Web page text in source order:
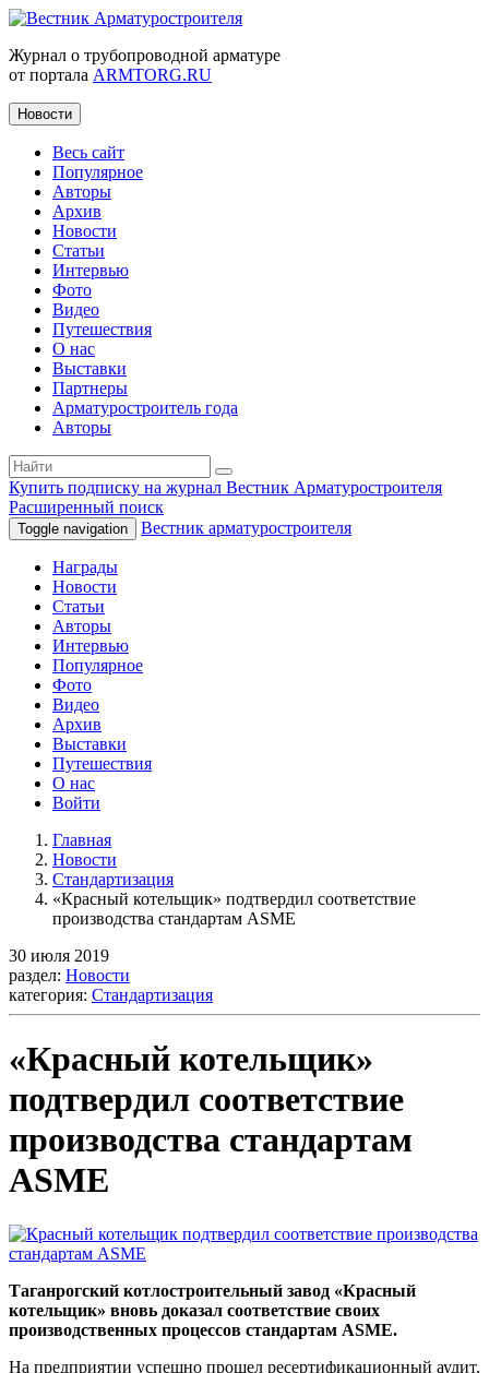
Журнал о трубопроводной арматуре
от портала ARMTORG.RU
Новости
Весь сайт
Популярное
Авторы
Архив
Новости
Статьи
Интервью
Фото
Видео
Путешествия
О нас
Выставки
Партнеры
Арматуростроитель года
Авторы
Купить подписку на журнал Вестник Арматуростроителя
Расширенный поиск
Toggle navigation Вестник арматуростроителя
Награды
Новости
Статьи
Авторы
Интервью
Популярное
Фото
Видео
Архив
Выставки
Путешествия
О нас
Войти
Главная
Новости
Стандартизация
«Красный котельщик» подтвердил соответствие
производства стандартам ASME
30 июля 2019
раздел: Новости
категория: Стандартизация
«Красный котельщик»
подтвердил соответствие
производства стандартам
ASME
Таганрогский котлостроительный завод «Красный
котельщик» вновь доказал соответствие своих
производственных процессов стандартам ASME.
На предприятии успешно прошел ресертификационный аудит,